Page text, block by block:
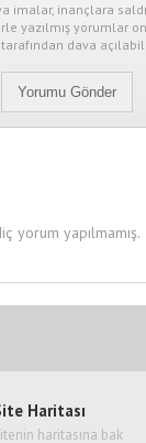
imalar, inançlara
yazılmış yorumlar
dava
yorum yapılmamış.
Haritası
haritasına bak